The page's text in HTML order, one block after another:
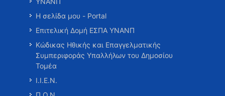
Η σελίδα μου - Portal
Επιτελική Δομή ΕΣΠΑ ΥΝΑΝΠ
Κώδικας Ηθικής και Επαγγελματικής
Συμπεριφοράς Υπαλλήλων του Δημοσίου
Τομέα
Ι.Ι.Ε.Ν.